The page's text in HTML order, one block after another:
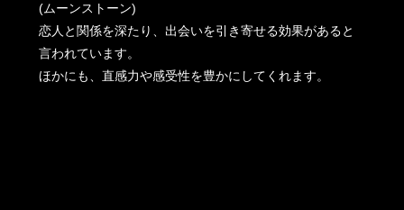
(ムーンストーン)
恋人と関係を深たり、出会いを引き寄せる効果があると
言われています。
ほかにも、直感力や感受性を豊かにしてくれます。